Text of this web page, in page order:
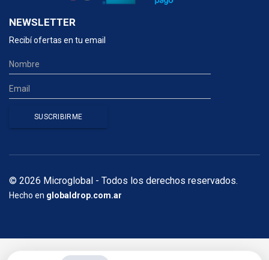
NEWSLETTER
Recibí ofertas en tu email
© 2026 Microglobal - Todos los derechos reservados.
Hecho en globaldrop.com.ar